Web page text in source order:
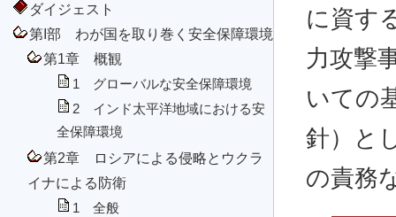
ダイジェスト
第I部 わが国を取り巻く安全保障環境
第1章 概観
1 グローバルな安全保障環境
2 インド太平洋地域における安
全保障環境
第2章 ロシアによる侵略とウクラ
イナによる防衛
1 全般
に資す
力攻撃
いての
針）と
の責務